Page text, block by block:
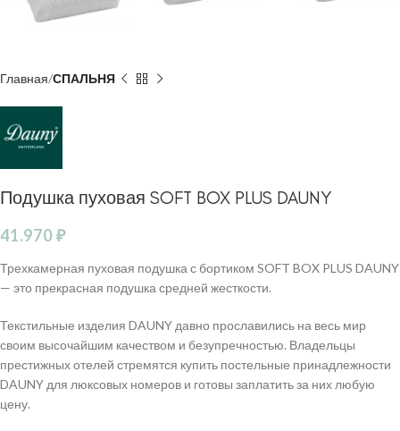
Главная СПАЛЬНЯ
Подушка пуховая SOFT BOX PLUS DAUNY
41.970₽
Трехкамерная пуховая подушка с бортиком SOFT BOX PLUS DAUNY
— это прекрасная подушка средней жесткости.
Текстильные изделия DAUNY давно прославились на весь мир
своим высочайшим качеством и безупречностью. Владельцы
престижных отелей стремятся купить постельные принадлежности
DAUNY для люксовых номеров и готовы заплатить за них любую
цену.